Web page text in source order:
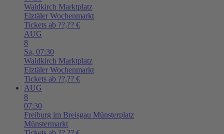
Waldkirch Marktplatz
Elztäler Wochenmarkt
Tickets ab ??,?? €
AUG
8
Sa, 07:30
Waldkirch Marktplatz
Elztäler Wochenmarkt
Tickets ab ??,?? €
AUG
8
07:30
Freiburg im Breisgau Münsterplatz
Münstermarkt